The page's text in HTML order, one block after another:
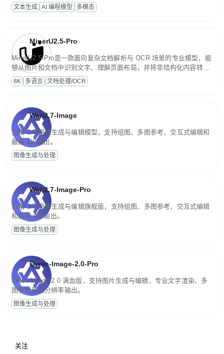
话端到端交付生产级成果。原生视觉理解贯穿规划、执行与验证全流
程，支持超长文档与长视频的深度语义解析。长程任务中自主规划与
文本生成 AI 编程模型 多模态
MinerU2.5-Pro
MinerU2.5-Pro是一款面向复杂文档解析与 OCR 场景的专业模型，能
够从图片和文档中识别文字、理解页面布局，并将非结构化内容转换
为便于存储、检索和二次处理的结构化结果。
8K 多语言 文档处理/OCR
Wan2.7-Image
万相 2.7 图像生成与编辑模型，支持组图、多图参考、交互式编辑和
最高 2K 输出。
图像生成与处理
Wan2.7-Image-Pro
万相 2.7 图像生成与编辑旗舰版，支持组图、多图参考、交互式编辑
和最高 4K 输出。
图像生成与处理
Qwen-Image-2.0-Pro
Qwen-Image-2.0 满血版，支持图片生成与编辑、专业文字渲染、多
图参考和高分辨率输出。
图像生成与处理
关注